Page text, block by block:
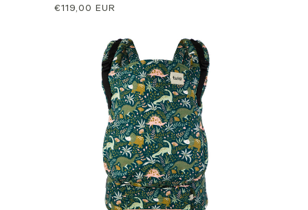
normal
€119,00 EUR